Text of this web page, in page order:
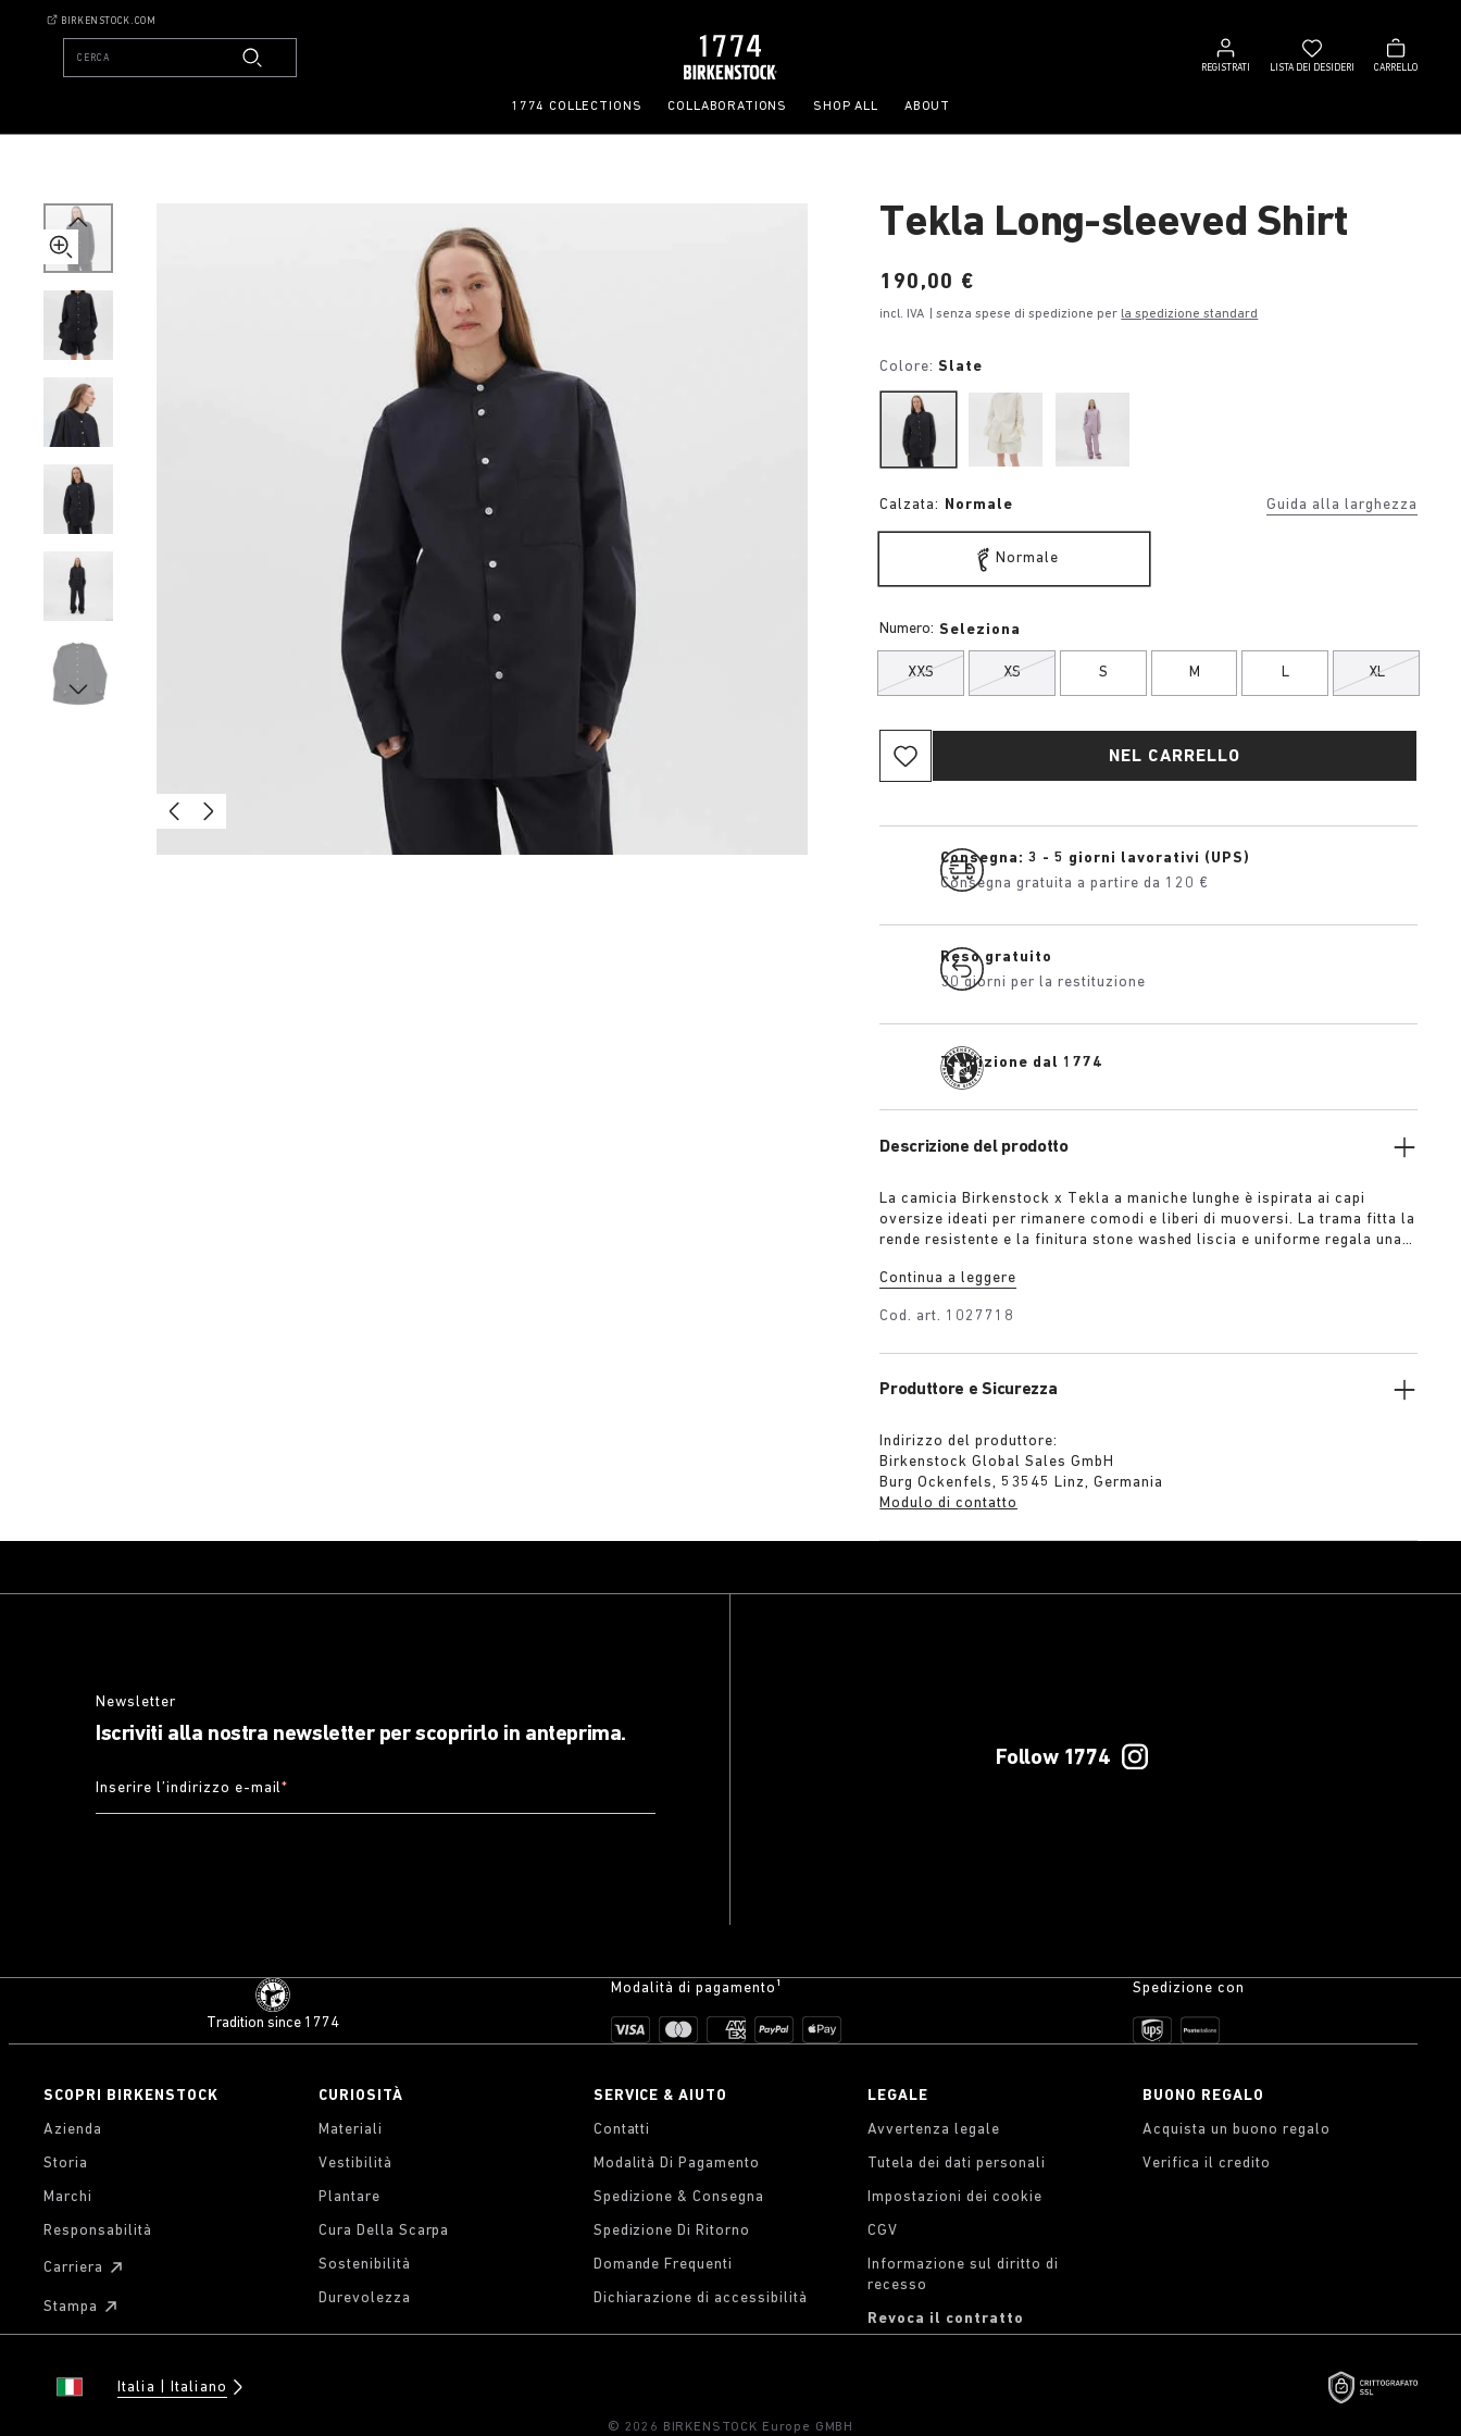
BIRKENSTOCK.COM
CERCA
REGISTRATI
Registrati
LISTA DEI DESIDERI
Lista
dei
CARRELLO
Carrello
1774 COLLECTIONS COLLABORATIONS SHOP ALL ABOUT
Tekla Long-sleeved Shirt
Price:
190,00 €
incl. IVA | senza spese di spedizione per la spedizione standard
Colore:Slate
Calzata: Normale Guida alla larghezza
Normale
Numero: Seleziona
XXS XS S M L XL
NEL CARRELLO
Consegna: 3 - 5 giorni lavorativi (UPS)
Consegna gratuita a partire da 120 €
Reso gratuito
30 giorni per la restituzione
Tradizione dal 1774
Descrizione del prodotto
La camicia Birkenstock x Tekla a maniche lunghe è ispirata ai capi
oversize ideati per rimanere comodi e liberi di muoversi. La trama fitta la
rende resistente e la finitura stone washed liscia e uniforme regala una
pelucchi e garantiscono un colore saturo anche dopo anni di indosso.
Continua a leggere
Cod. art. 1027718
Produttore e Sicurezza
Indirizzo del produttore:
Birkenstock Global Sales GmbH
Burg Ockenfels, 53545 Linz, Germania
Modulo di contatto
Newsletter
Iscriviti alla nostra newsletter per scoprirlo in anteprima.
Inserire l’indirizzo e-mail*
Follow 1774
Tradition since 1774
Modalità di pagamento¹ Spedizione con
SCOPRI BIRKENSTOCK
Azienda
Storia
Marchi
Responsabilità
Carriera
Stampa
CURIOSITÀ
Materiali
Vestibilità
Plantare
Cura Della Scarpa
Sostenibilità
Durevolezza
SERVICE & AIUTO
Contatti
Modalità Di Pagamento
Spedizione & Consegna
Spedizione Di Ritorno
Domande Frequenti
Dichiarazione di accessibilità
LEGALE
Avvertenza legale
Tutela dei dati personali
Impostazioni dei cookie
CGV
Informazione sul diritto di
recesso
Revoca il contratto
BUONO REGALO
Acquista un buono regalo
Verifica il credito
Italia Italiano
© 2026 BIRKENSTOCK Europe GMBH